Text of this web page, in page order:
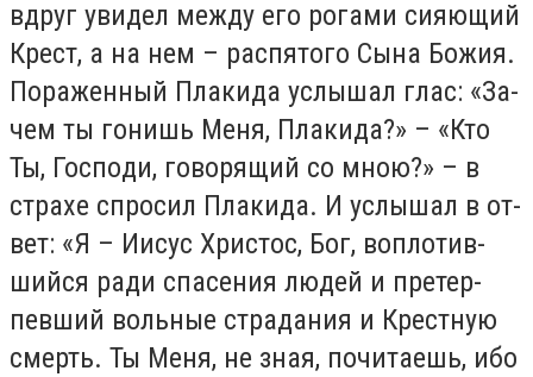
вдруг уви­дел меж­ду его ро­га­ми си­я­ю­щий
Крест, а на нем – рас­пя­то­го Сы­на Бо­жия.
По­ра­жен­ный Пла­ки­да услы­шал глас: «За­
чем ты го­нишь Ме­ня, Пла­ки­да?» – «Кто
Ты, Гос­по­ди, го­во­ря­щий со мною?» – в
стра­хе спро­сил Пла­ки­да. И услы­шал в от­
вет: «Я – Иисус Хри­стос, Бог, во­пло­тив­
ший­ся ра­ди спа­се­ния лю­дей и пре­тер­
пев­ший воль­ные стра­да­ния и Крест­ную
смерть. Ты Ме­ня, не зная, по­чи­та­ешь, ибо